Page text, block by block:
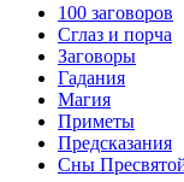
100 заговоров
Сглаз и порча
Заговоры
Гадания
Магия
Приметы
Предсказания
Сны